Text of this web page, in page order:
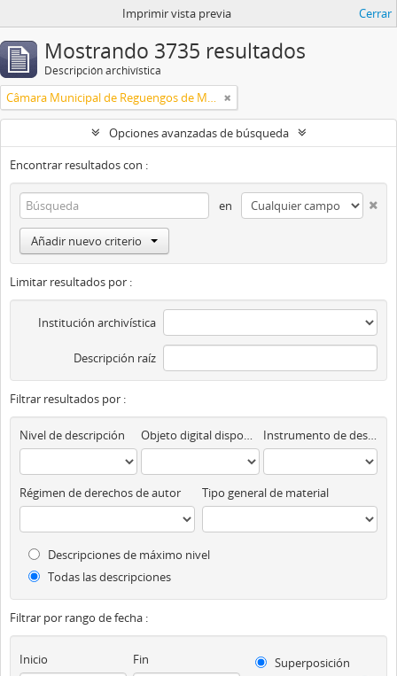
Imprimir vista previa Cerrar
Mostrando 3735 resultados
Descripción archivística
Câmara Municipal de Reguengos de Monsaraz
Opciones avanzadas de búsqueda
Encontrar resultados con :
en
Añadir nuevo criterio
Limitar resultados por :
Institución archivística
Descripción raíz
Filtrar resultados por :
Nivel de descripción Objeto digital disponibles Instrumento de descripción
Régimen de derechos de autor Tipo general de material
Descripciones de máximo nivel
Todas las descripciones
Filtrar por rango de fecha :
Inicio Fin
Superposición